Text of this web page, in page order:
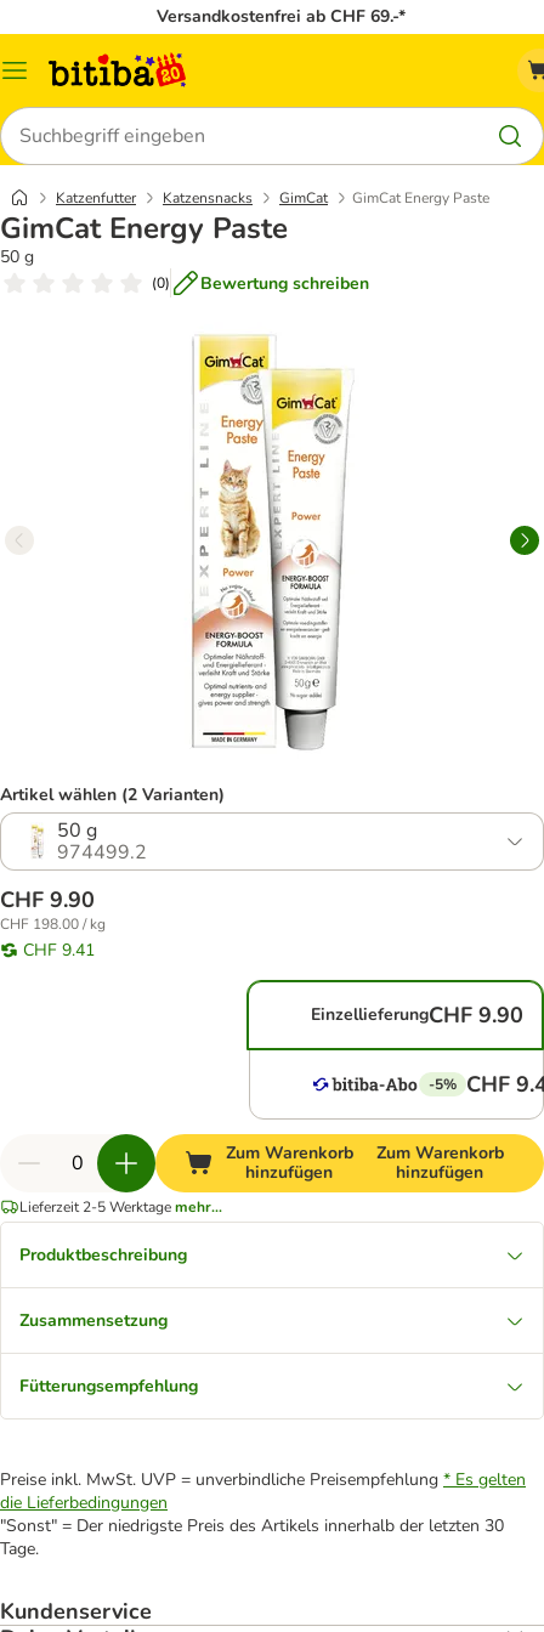
Versandkostenfrei ab CHF 69.-*
Menü
Suchen
Katzenfutter Katzensnacks GimCat GimCat Energy Paste
GimCat Energy Paste
50 g
(0) Bewertung schreiben
Artikel wählen (2 Varianten)
50 g
974499.2
CHF 9.90
CHF 198.00 / kg
CHF 9.41
EinzellieferungCHF 9.90
-5% CHF
Zum Warenkorb
hinzufügen
Zum Warenkorb
hinzufügen
Lieferzeit 2-5 Werktagemehr...
Produktbeschreibung
Zusammensetzung
Fütterungsempfehlung
Preise inkl. MwSt. UVP = unverbindliche Preisempfehlung * Es gelten
die Lieferbedingungen
"Sonst" = Der niedrigste Preis des Artikels innerhalb der letzten 30
Tage.
Kundenservice